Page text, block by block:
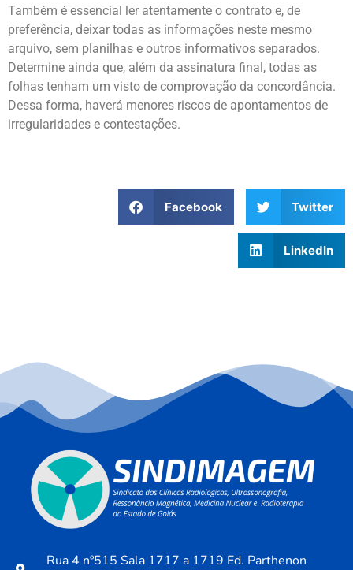
Também é essencial ler atentamente o contrato e, de
preferência, deixar todas as informações neste mesmo
arquivo, sem planilhas e outros informativos separados.
Determine ainda que, além da assinatura final, todas as
folhas tenham um visto de comprovação da concordância.
Dessa forma, haverá menores riscos de apontamentos de
irregularidades e contestações.
Facebook Twitter
LinkedIn
Rua 4 nº515 Sala 1717 a 1719 Ed. Parthenon